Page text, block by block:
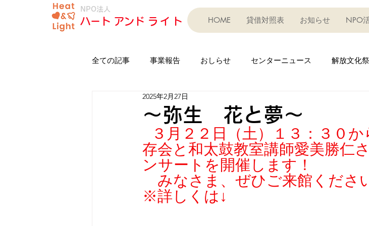
NPO法人
​ハート アンド ライト HOME 貸借対照表 お知らせ NPO
全ての記事 事業報告 おしらせ センターニュース 解放文化祭
印岐志呂太鼓芦浦保存会
子育て支援事業 習字教室 キッズハウス デイサービス事業
フリーマーケット 担い手育成セミナー 小ベースアップ 小
～弥生 花と夢～
2025年2月27日
３月２２日（土）１３：３０
存会と和太鼓教室講師愛美勝仁
ンサートを開催します！
みなさま、ぜひご来館くださ
※詳しくは↓